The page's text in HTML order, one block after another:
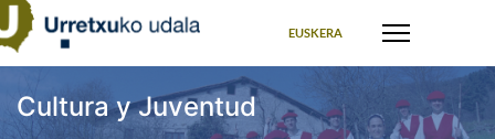
EUSKERA
Cultura y Juventud